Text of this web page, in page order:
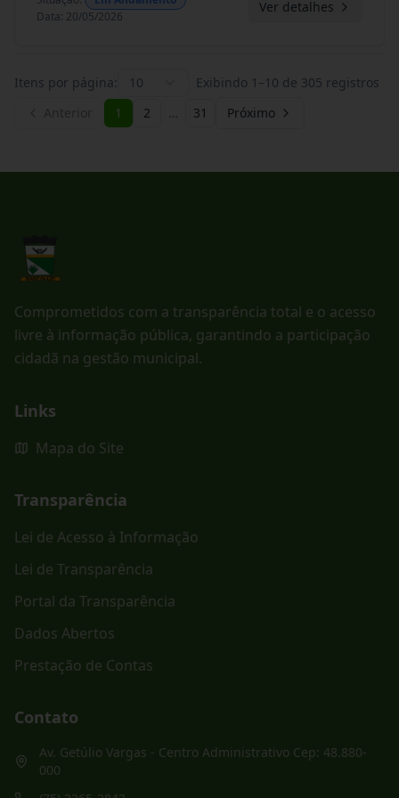
Data: 20/05/2026
Ver detalhes
Itens por página: 10 Exibindo 1 –10 de 305 registros
1 2 … 31 Próximo
Comprometidos com a transparência total e o acesso
livre à informação pública, garantindo a participação
cidadã na gestão municipal.
Links
Mapa do Site
Transparência
Lei de Acesso à Informação
Lei de Transparência
Portal da Transparência
Dados Abertos
Prestação de Contas
Contato
Av. Getúlio Vargas - Centro Administrativo Cep: 48.880-
000